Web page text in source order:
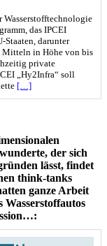
Wasserstofftechnologie
das IPCEI
Staaten, darunter
Mitteln in Höhe von bis
private
„Hy2Infra“ soll
[…]
der sich
lässt, findet
think-tanks
ganze Arbeit
Wasserstoffautos